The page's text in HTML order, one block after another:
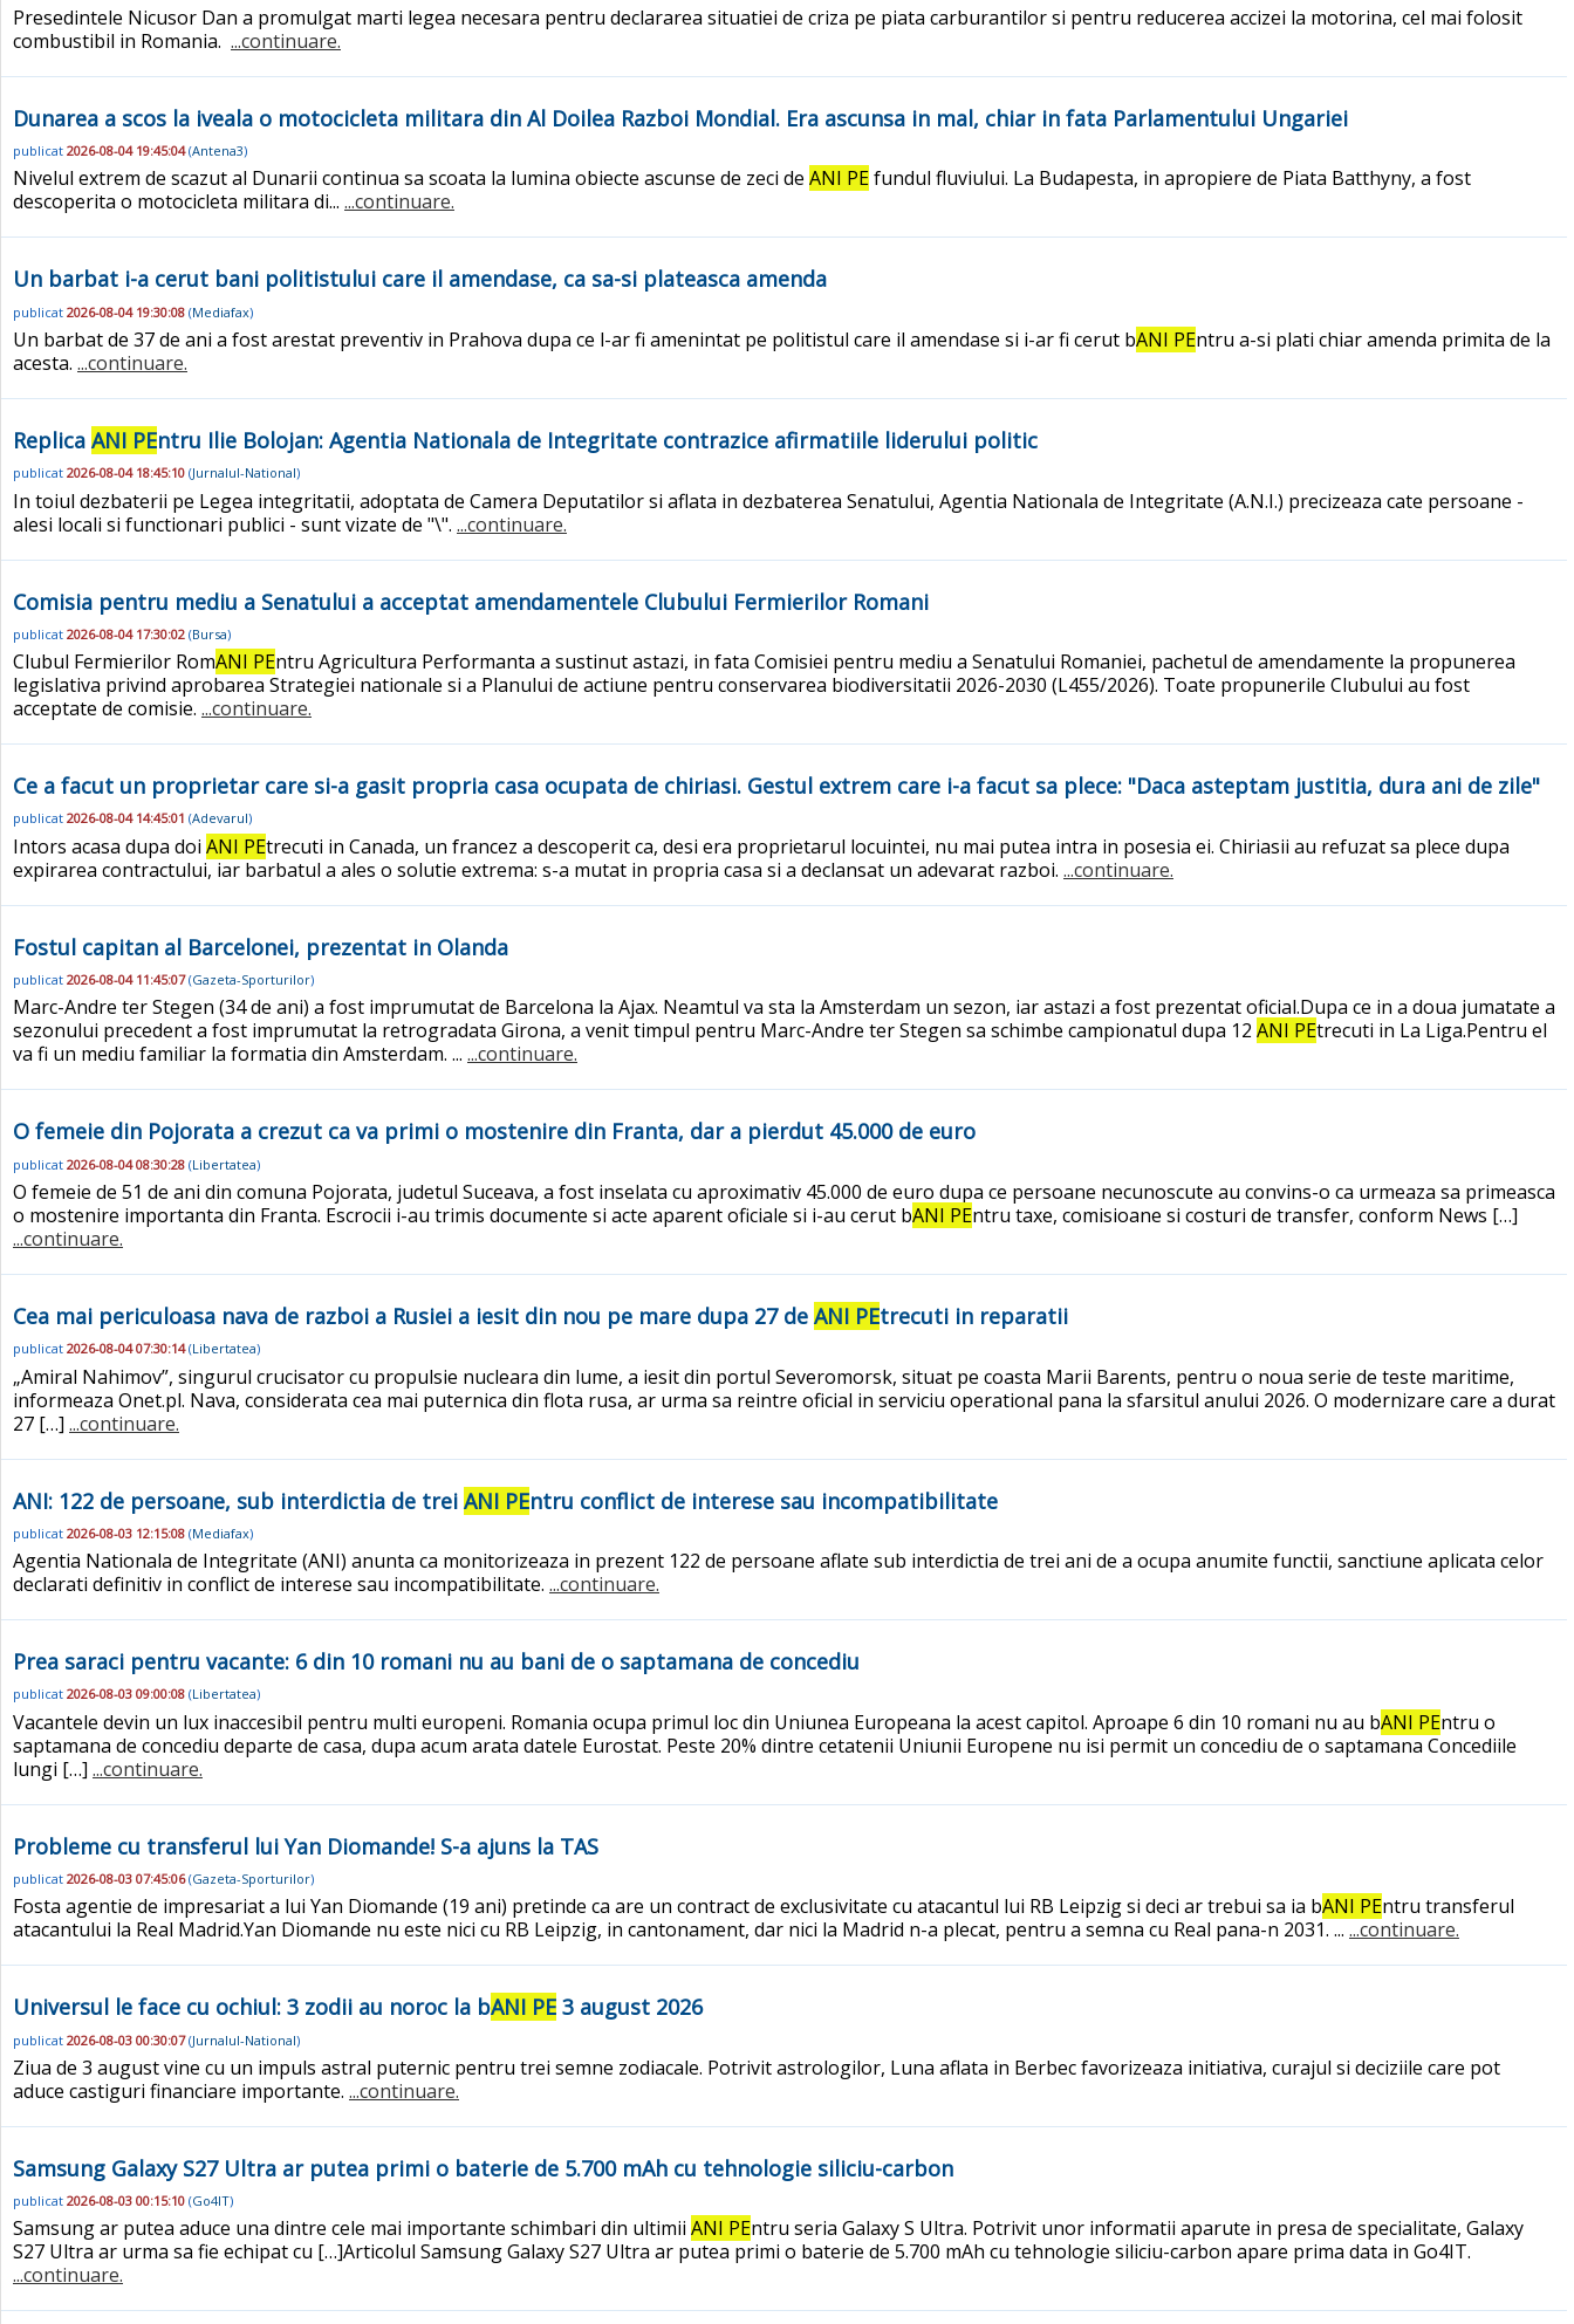
Presedintele Nicusor Dan a promulgat marti legea necesara pentru declararea situatiei de criza pe piata carburantilor si pentru reducerea accizei la motorina, cel mai folosit
combustibil in Romania. ...continuare.
Dunarea a scos la iveala o motocicleta militara din Al Doilea Razboi Mondial. Era ascunsa in mal, chiar in fata Parlamentului Ungariei
publicat 2026-08-04 19:45:04(Antena3)
Nivelul extrem de scazut al Dunarii continua sa scoata la lumina obiecte ascunse de zeci de ANI PEfundul fluviului. La Budapesta, in apropiere de Piata Batthyny, a fost
descoperita o motocicleta militara di... ...continuare.
Un barbat i-a cerut bani politistului care il amendase, ca sa-si plateasca amenda
publicat 2026-08-04 19:30:08 (Mediafax)
Un barbat de 37 de ani a fost arestat preventiv in Prahova dupa ce l-ar fi amenintat pe politistul care il amendase si i-ar fi cerut bANI PEntru a-si plati chiar amenda primita de la
acesta. ...continuare.
Replica ANI PEntru Ilie Bolojan: Agentia Nationala de Integritate contrazice afirmatiile liderului politic
publicat 2026-08-04 18:45:10 (Jurnalul-National)
In toiul dezbaterii pe Legea integritatii, adoptata de Camera Deputatilor si aflata in dezbaterea Senatului, Agentia Nationala de Integritate (A.N.I.) precizeaza cate persoane -
alesi locali si functionari publici - sunt vizate de "\". ...continuare.
Comisia pentru mediu a Senatului a acceptat amendamentele Clubului Fermierilor Romani
publicat 2026-08-04 17:30:02 (Bursa)
Clubul Fermierilor RomANI PEntru Agricultura Performanta a sustinut astazi, in fata Comisiei pentru mediu a Senatului Romaniei, pachetul de amendamente la propunerea
legislativa privind aprobarea Strategiei nationale si a Planului de actiune pentru conservarea biodiversitatii 2026-2030 (L455/2026). Toate propunerile Clubului au fost
acceptate de comisie. ...continuare.
Ce a facut un proprietar care si-a gasit propria casa ocupata de chiriasi. Gestul extrem care i-a facut sa plece: "Daca asteptam justitia, dura ani de zile"
publicat 2026-08-04 14:45:01 (Adevarul)
Intors acasa dupa doi ANI PEtrecuti in Canada, un francez a descoperit ca, desi era proprietarul locuintei, nu mai putea intra in posesia ei. Chiriasii au refuzat sa plece dupa
expirarea contractului, iar barbatul a ales o solutie extrema: s-a mutat in propria casa si a declansat un adevarat razboi. ...continuare.
Fostul capitan al Barcelonei, prezentat in Olanda
publicat 2026-08-04 11:45:07(Gazeta-Sporturilor)
Marc-Andre ter Stegen (34 de ani) a fost imprumutat de Barcelona la Ajax. Neamtul va sta la Amsterdam un sezon, iar astazi a fost prezentat oficial.Dupa ce in a doua jumatate a
sezonului precedent a fost imprumutat la retrogradata Girona, a venit timpul pentru Marc-Andre ter Stegen sa schimbe campionatul dupa 12 ANI PEtrecuti in La Liga.Pentru el
va fi un mediu familiar la formatia din Amsterdam. ... ...continuare.
O femeie din Pojorata a crezut ca va primi o mostenire din Franta, dar a pierdut 45.000 de euro
publicat 2026-08-04 08:30:28 (Libertatea)
O femeie de 51 de ani din comuna Pojorata, judetul Suceava, a fost inselata cu aproximativ 45.000 de euro dupa ce persoane necunoscute au convins-o ca urmeaza sa primeasca
o mostenire importanta din Franta. Escrocii i-au trimis documente si acte aparent oficiale si i-au cerut bANI PEntru taxe, comisioane si costuri de transfer, conform News […]
...continuare.
Cea mai periculoasa nava de razboi a Rusiei a iesit din nou pe mare dupa 27 de ANI PEtrecuti in reparatii
publicat 2026-08-04 07:30:14(Libertatea)
„Amiral Nahimov”, singurul crucisator cu propulsie nucleara din lume, a iesit din portul Severomorsk, situat pe coasta Marii Barents, pentru o noua serie de teste maritime,
informeaza Onet.pl. Nava, considerata cea mai puternica din flota rusa, ar urma sa reintre oficial in serviciu operational pana la sfarsitul anului 2026. O modernizare care a durat
27 […] ...continuare.
ANI: 122 de persoane, sub interdictia de trei ANI PEntru conflict de interese sau incompatibilitate
publicat 2026-08-03 12:15:08 (Mediafax)
Agentia Nationala de Integritate (ANI) anunta ca monitorizeaza in prezent 122 de persoane aflate sub interdictia de trei ani de a ocupa anumite functii, sanctiune aplicata celor
declarati definitiv in conflict de interese sau incompatibilitate. ...continuare.
Prea saraci pentru vacante: 6 din 10 romani nu au bani de o saptamana de concediu
publicat 2026-08-03 09:00:08 (Libertatea)
Vacantele devin un lux inaccesibil pentru multi europeni. Romania ocupa primul loc din Uniunea Europeana la acest capitol. Aproape 6 din 10 romani nu au bANI PEntru o
saptamana de concediu departe de casa, dupa acum arata datele Eurostat. Peste 20% dintre cetatenii Uniunii Europene nu isi permit un concediu de o saptamana Concediile
lungi […] ...continuare.
Probleme cu transferul lui Yan Diomande! S-a ajuns la TAS
publicat 2026-08-03 07:45:06(Gazeta-Sporturilor)
Fosta agentie de impresariat a lui Yan Diomande (19 ani) pretinde ca are un contract de exclusivitate cu atacantul lui RB Leipzig si deci ar trebui sa ia bANI PEntru transferul
atacantului la Real Madrid.Yan Diomande nu este nici cu RB Leipzig, in cantonament, dar nici la Madrid n-a plecat, pentru a semna cu Real pana-n 2031. ... ...continuare.
Universul le face cu ochiul: 3 zodii au noroc la bANI PE 3 august 2026
publicat 2026-08-03 00:30:07(Jurnalul-National)
Ziua de 3 august vine cu un impuls astral puternic pentru trei semne zodiacale. Potrivit astrologilor, Luna aflata in Berbec favorizeaza initiativa, curajul si deciziile care pot
aduce castiguri financiare importante. ...continuare.
Samsung Galaxy S27 Ultra ar putea primi o baterie de 5.700 mAh cu tehnologie siliciu-carbon
publicat 2026-08-03 00:15:10 (Go4IT)
Samsung ar putea aduce una dintre cele mai importante schimbari din ultimii ANI PEntru seria Galaxy S Ultra. Potrivit unor informatii aparute in presa de specialitate, Galaxy
S27 Ultra ar urma sa fie echipat cu […]Articolul Samsung Galaxy S27 Ultra ar putea primi o baterie de 5.700 mAh cu tehnologie siliciu-carbon apare prima data in Go4IT.
...continuare.